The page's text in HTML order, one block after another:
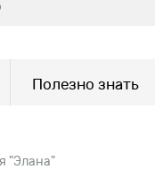
Полезно знать
"Элана"